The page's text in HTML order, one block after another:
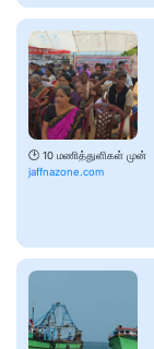
🕑 10 மணித்துளிகள் முன்
jaffnazone.com